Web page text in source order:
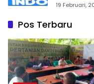
19 Februari,
Pos Terbaru